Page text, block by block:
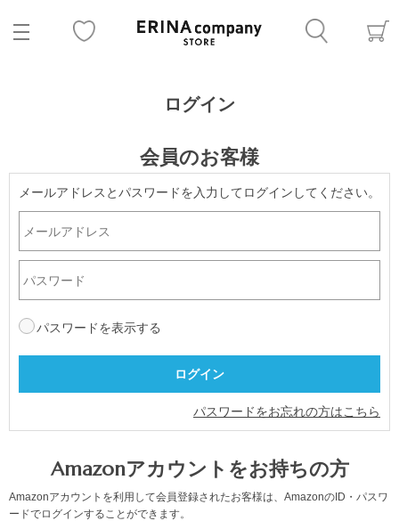
ログイン
会員のお客様
メールアドレスとパスワードを入力してログインしてください。
パスワードを表示する
パスワードをお忘れの方はこちら
Amazonアカウントをお持ちの方
Amazonアカウントを利用して会員登録されたお客様は、AmazonのID・パスワ
ードでログインすることができます。